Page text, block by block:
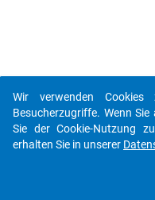
Wir verwenden
Besucherzugriffe. Wenn
Sie der Cookie-Nutzung
erhalten Sie in unserer